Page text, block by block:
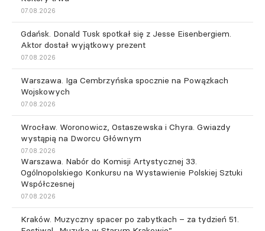
07.08.2026
Gdańsk. Donald Tusk spotkał się z Jesse Eisenbergiem.
Aktor dostał wyjątkowy prezent
07.08.2026
Warszawa. Iga Cembrzyńska spocznie na Powązkach
Wojskowych
07.08.2026
Wrocław. Woronowicz, Ostaszewska i Chyra. Gwiazdy
wystąpią na Dworcu Głównym
07.08.2026
Warszawa. Nabór do Komisji Artystycznej 33.
Ogólnopolskiego Konkursu na Wystawienie Polskiej Sztuki
Współczesnej
07.08.2026
Kraków. Muzyczny spacer po zabytkach – za tydzień 51.